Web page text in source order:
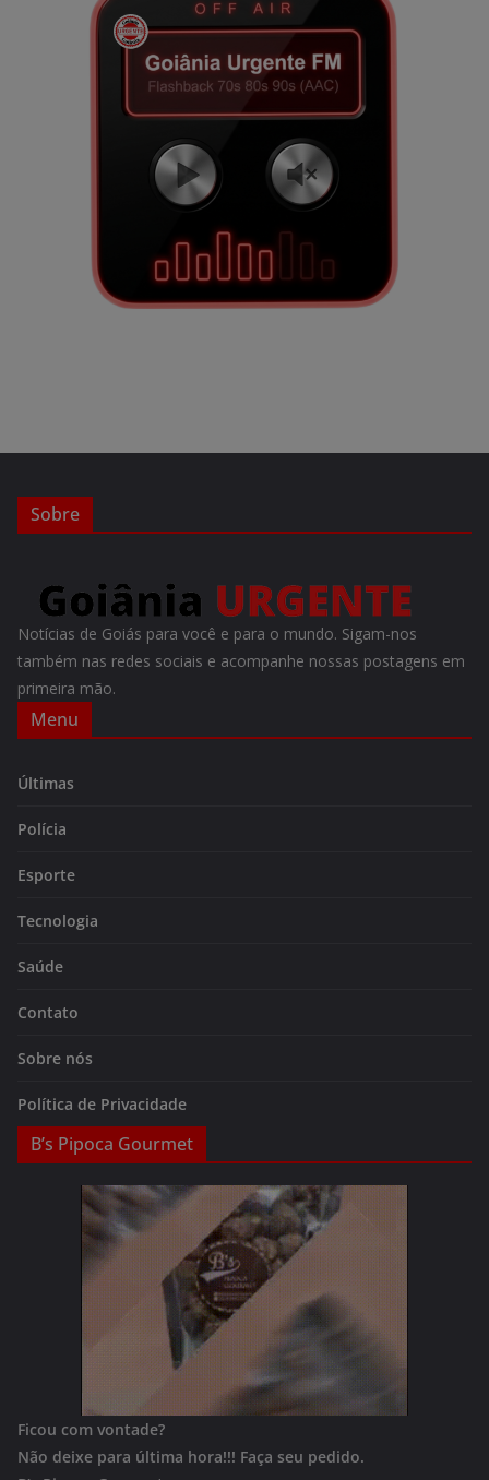
Sobre
Notícias de Goiás para você e para o mundo. Sigam-nos
também nas redes sociais e acompanhe nossas postagens em
primeira mão.
Menu
Últimas
Polícia
Esporte
Tecnologia
Saúde
Contato
Sobre nós
Política de Privacidade
B’s Pipoca Gourmet
Ficou com vontade?
Não deixe para última hora!!! Faça seu pedido.